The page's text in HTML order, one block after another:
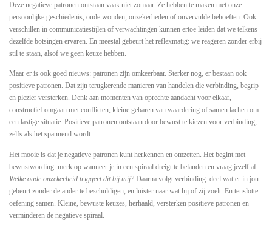
Deze negatieve patronen ontstaan vaak niet zomaar. Ze hebben te maken met onze
persoonlijke geschiedenis, oude wonden, onzekerheden of onvervulde behoeften. Ook
verschillen in communicatiestijlen of verwachtingen kunnen ertoe leiden dat we telkens
dezelfde botsingen ervaren. En meestal gebeurt het reflexmatig: we reageren zonder erbij
stil te staan, alsof we geen keuze hebben.
Maar er is ook goed nieuws: patronen zijn omkeerbaar. Sterker nog, er bestaan ook
positieve patronen. Dat zijn terugkerende manieren van handelen die verbinding, begrip
en plezier versterken. Denk aan momenten van oprechte aandacht voor elkaar,
constructief omgaan met conflicten, kleine gebaren van waardering of samen lachen om
een lastige situatie. Positieve patronen ontstaan door bewust te kiezen voor verbinding,
zelfs als het spannend wordt.
Het mooie is dat je negatieve patronen kunt herkennen en omzetten. Het begint met
bewustwording: merk op wanneer je in een spiraal dreigt te belanden en vraag jezelf af:
Welke oude onzekerheid triggert dit bij mij? Daarna volgt verbinding: deel wat er in jou
gebeurt zonder de ander te beschuldigen, en luister naar wat hij of zij voelt. En tenslotte:
oefening samen. Kleine, bewuste keuzes, herhaald, versterken positieve patronen en
verminderen de negatieve spiraal.